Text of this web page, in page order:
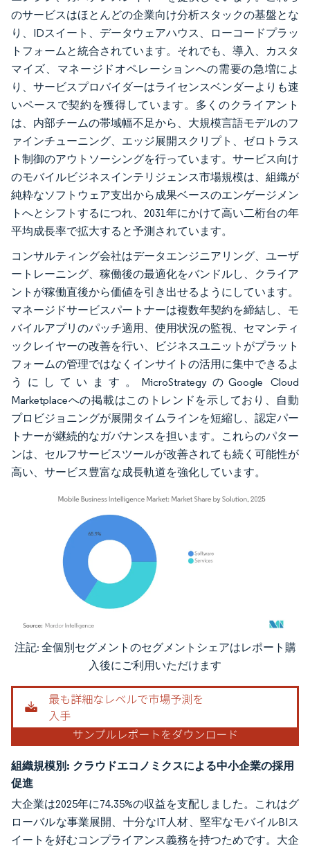
のサービスはほとんどの企業向け分析スタックの基盤とな
り、IDスイート、データウェアハウス、ローコードプラッ
トフォームと統合されています。それでも、導入、カスタ
マイズ、マネージドオペレーションへの需要の急増によ
り、サービスプロバイダーはライセンスベンダーよりも速
いペースで契約を獲得しています。多くのクライアント
は、内部チームの帯域幅不足から、大規模言語モデルのフ
ァインチューニング、エッジ展開スクリプト、ゼロトラス
ト制御のアウトソーシングを行っています。サービス向け
のモバイルビジネスインテリジェンス市場規模は、組織が
純粋なソフトウェア支出から成果ベースのエンゲージメン
トへとシフトするにつれ、2031年にかけて高い二桁台の年
平均成長率で拡大すると予測されています。
コンサルティング会社はデータエンジニアリング、ユーザ
ートレーニング、稼働後の最適化をバンドルし、クライア
ントが稼働直後から価値を引き出せるようにしています。
マネージドサービスパートナーは複数年契約を締結し、モ
バイルアプリのパッチ適用、使用状況の監視、セマンティ
ックレイヤーの改善を行い、ビジネスユニットがプラット
フォームの管理ではなくインサイトの活用に集中できるよ
うにしています。MicroStrategyのGoogle Cloud
Marketplaceへの掲載はこのトレンドを示しており、自動
プロビジョニングが展開タイムラインを短縮し、認定パー
トナーが継続的なガバナンスを担います。これらのパター
ンは、セルフサービスツールが改善されても続く可能性が
高い、サービス豊富な成長軌道を強化しています。
画像 © Mordor Intelligence。再利用にはCC BY 4.0の表示が必要です。
注記: 全個別セグメントのセグメントシェアはレポート購
入後にご利用いただけます
組織規模別: クラウドエコノミクスによる中小企業の採用
促進
大企業は2025年に74.35%の収益を支配しました。これはグ
ローバルな事業展開、十分なIT人材、堅牢なモバイルBIス
イートを好むコンプライアンス義務を持つためです。大企